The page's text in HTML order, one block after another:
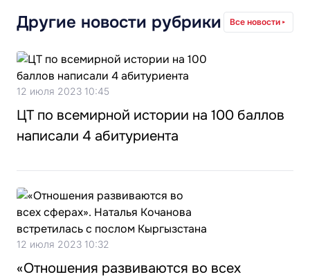
Другие новости рубрики Все новости
12 июля 2023 10:45
ЦТ по всемирной истории на 100 баллов
написали 4 абитуриента
12 июля 2023 10:32
«Отношения развиваются во всех